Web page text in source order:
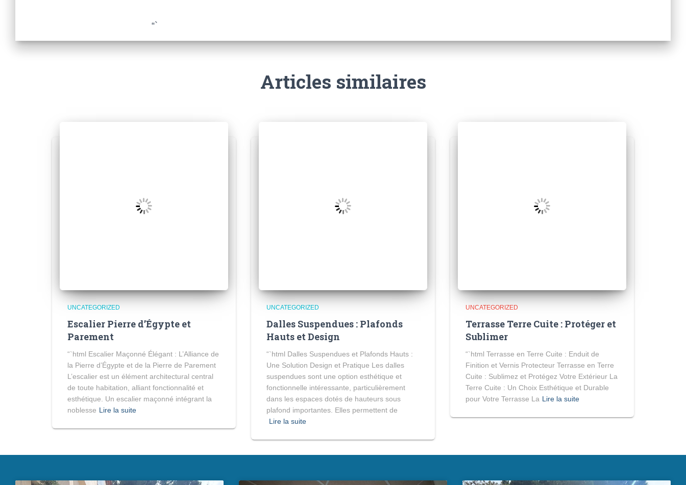
“`
Articles similaires
UNCATEGORIZED
Escalier Pierre d’Égypte et
Parement
“`html Escalier Maçonné Élégant : L’Alliance de
la Pierre d’Égypte et de la Pierre de Parement
L’escalier est un élément architectural central
de toute habitation, alliant fonctionnalité et
esthétique. Un escalier maçonné intégrant la
noblesse Lire la suite
UNCATEGORIZED
Dalles Suspendues : Plafonds
Hauts et Design
“`html Dalles Suspendues et Plafonds Hauts :
Une Solution Design et Pratique Les dalles
suspendues sont une option esthétique et
fonctionnelle intéressante, particulièrement
dans les espaces dotés de hauteurs sous
plafond importantes. Elles permettent de
Lire la suite
UNCATEGORIZED
Terrasse Terre Cuite : Protéger et
Sublimer
“`html Terrasse en Terre Cuite : Enduit de
Finition et Vernis Protecteur Terrasse en Terre
Cuite : Sublimez et Protégez Votre Extérieur La
Terre Cuite : Un Choix Esthétique et Durable
pour Votre Terrasse La Lire la suite